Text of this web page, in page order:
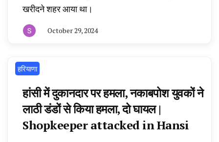
खरीदने शहर आया था।
October 29, 2024
हरियाणा
हांसी में दुकानदार पर हमला, नकाबपोश युवकों ने
लाठी डंडों से किया हमला, दो घायल |
Shopkeeper attacked in Hansi